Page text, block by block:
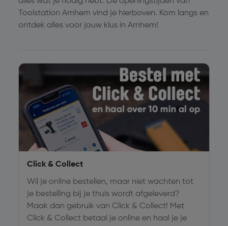
Toolstation Arnhem vind je hierboven. Kom langs en
ontdek alles voor jouw klus in Arnhem!
Click & Collect
Wil je online bestellen, maar niet wachten tot
je bestelling bij je thuis wordt afgeleverd?
Maak dan gebruik van Click & Collect! Met
Click & Collect betaal je online en haal je je